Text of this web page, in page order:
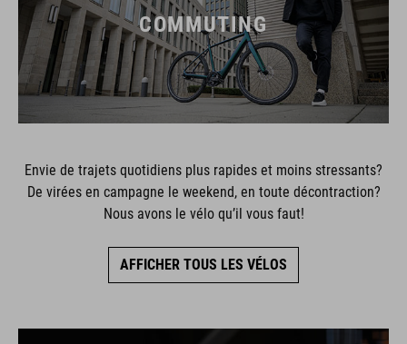
COMMUTING
Envie de trajets quotidiens plus rapides et moins stressants?
De virées en campagne le weekend, en toute décontraction?
Nous avons le vélo qu’il vous faut!
AFFICHER TOUS LES VÉLOS